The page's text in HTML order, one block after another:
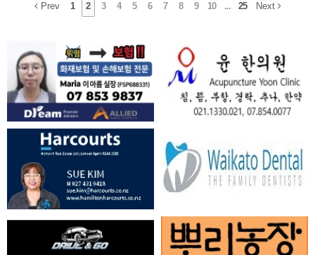
Prev 1 2 3 4 5 6 7 8 9 10 ... 25 Next